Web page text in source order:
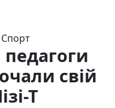
Спорт
педагоги
свій
Т